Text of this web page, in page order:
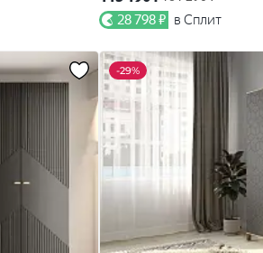
28 798 ₽ в Сплит
-29%